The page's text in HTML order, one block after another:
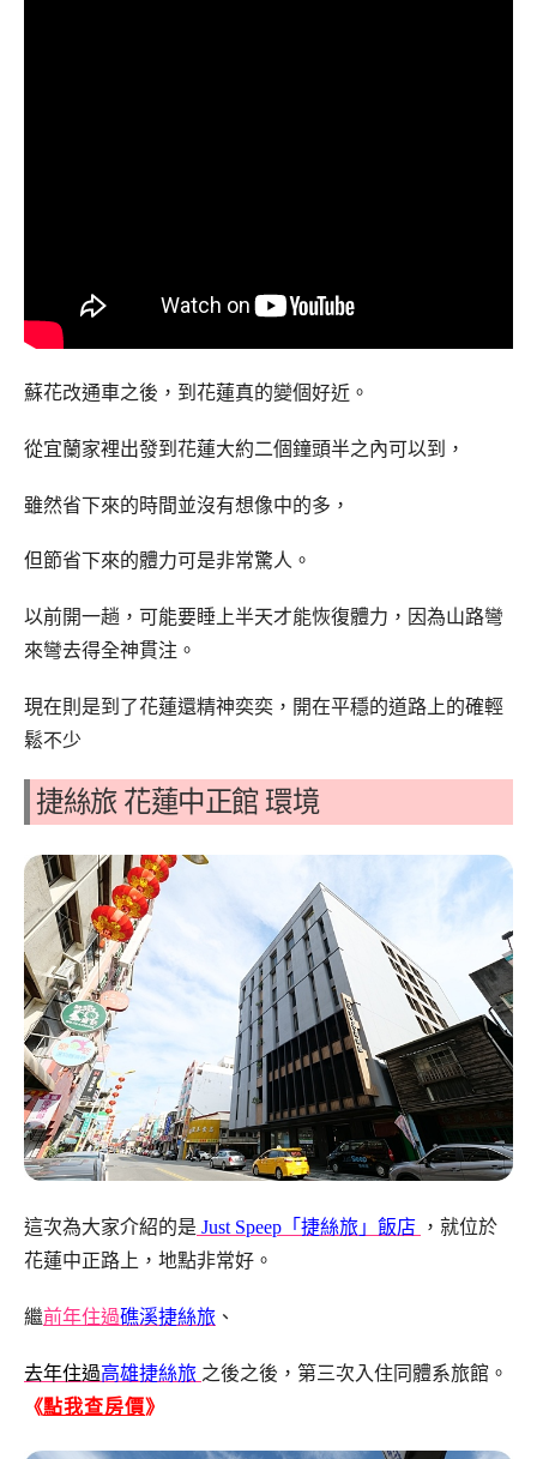
蘇花改通車之後，到花蓮真的變個好近。
從宜蘭家裡出發到花蓮大約二個鐘頭半之內可以到，
雖然省下來的時間並沒有想像中的多，
但節省下來的體力可是非常驚人。
以前開一趟，可能要睡上半天才能恢復體力，因為山路彎
來彎去得全神貫注。
現在則是到了花蓮還精神奕奕，開在平穩的道路上的確輕
鬆不少
捷絲旅 花蓮中正館 環境
這次為大家介紹的是 Just Speep「捷絲旅」飯店 ，就位於
花蓮中正路上，地點非常好。
繼前年住過礁溪捷絲旅 、
去年住過高雄捷絲旅 之後之後，第三次入住同體系旅館。
《點我查房價》